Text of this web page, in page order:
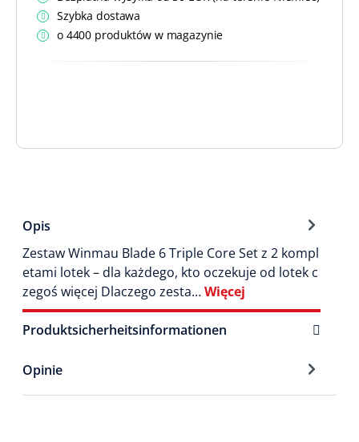
Opis
Zestaw Winmau Blade 6 Triple Core Set z 2 kompl
etami lotek – dla każdego, kto oczekuje od lotek c
zegoś więcej Dlaczego zesta…Więcej
Produktsicherheitsinformationen
Opinie
Szybka dostawa
o 4400 produktów w magazynie